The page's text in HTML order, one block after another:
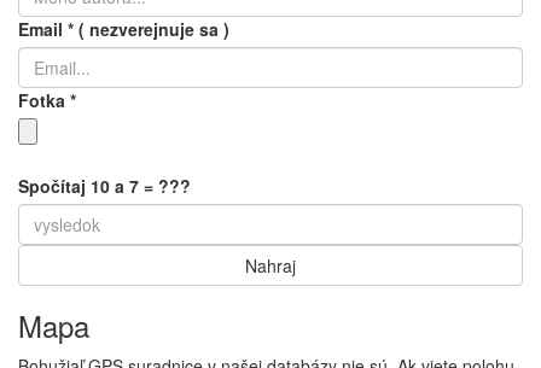
Email * ( nezverejnuje sa )
Fotka *
Spočítaj 10 a 7 = ???
Mapa